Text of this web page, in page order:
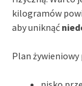
kilogramów
aby uniknąć
Plan żywieniowy